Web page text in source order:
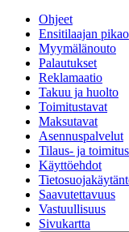
Ohjeet
Ensitilaajan
Myymälänouto
Palautukset
Reklamaatio
Takuu ja huolto
Toimitustavat
Maksutavat
Asennuspalvelut
Tilaus- ja
Käyttöehdot
Saavutettavuus
Vastuullisuus
Sivukartta